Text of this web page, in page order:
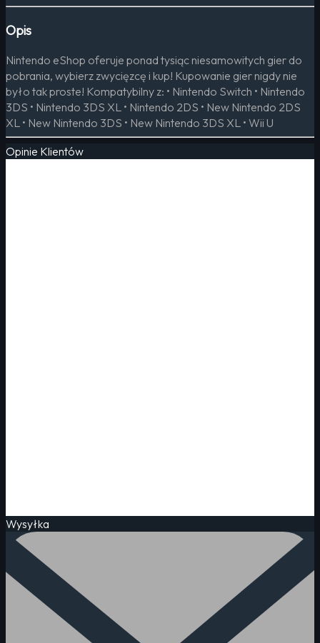
Opis
Nintendo eShop oferuje ponad tysiąc niesamowitych gier do
pobrania, wybierz zwycięzcę i kup! Kupowanie gier nigdy nie
było tak proste! Kompatybilny z: • Nintendo Switch • Nintendo
3DS • Nintendo 3DS XL • Nintendo 2DS • New Nintendo 2DS
XL • New Nintendo 3DS • New Nintendo 3DS XL • Wii U
Opinie Klientów
Wysyłka